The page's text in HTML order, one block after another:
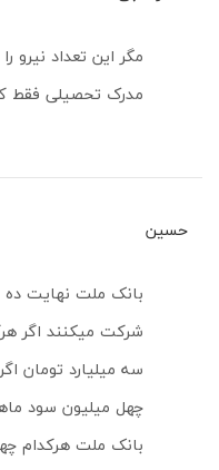
مگر این تعداد
مدرک تحصیلی فقط
حسین
بانک ملت نهایت ده
شرکت میکنند اگر
سه میلیارد تومان
چهل میلیون سود
بانک ملت هرکدام